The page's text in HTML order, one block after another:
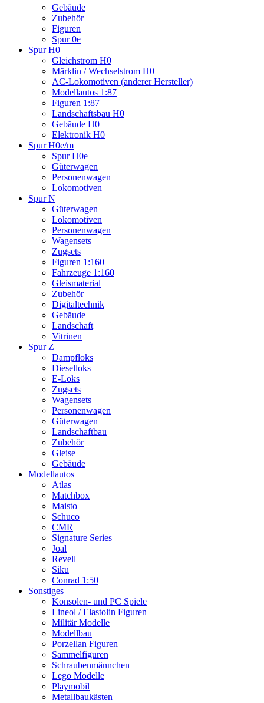
Gebäude
Zubehör
Figuren
Spur 0e
Spur H0
Gleichstrom H0
Märklin / Wechselstrom H0
AC-Lokomotiven (anderer Hersteller)
Modellautos 1:87
Figuren 1:87
Landschaftsbau H0
Gebäude H0
Elektronik H0
Spur H0e/m
Spur H0e
Güterwagen
Personenwagen
Lokomotiven
Spur N
Güterwagen
Lokomotiven
Personenwagen
Wagensets
Zugsets
Figuren 1:160
Fahrzeuge 1:160
Gleismaterial
Zubehör
Digitaltechnik
Gebäude
Landschaft
Vitrinen
Spur Z
Dampfloks
Dieselloks
E-Loks
Zugsets
Wagensets
Personenwagen
Güterwagen
Landschaftbau
Zubehör
Gleise
Gebäude
Modellautos
Atlas
Matchbox
Maisto
Schuco
CMR
Signature Series
Joal
Revell
Siku
Conrad 1:50
Sonstiges
Konsolen- und PC Spiele
Lineol / Elastolin Figuren
Militär Modelle
Modellbau
Porzellan Figuren
Sammelfiguren
Schraubenmännchen
Lego Modelle
Playmobil
Metallbaukästen